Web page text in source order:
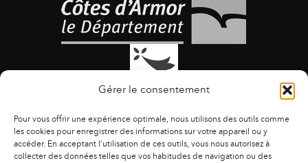
Gérer le consentement
Pour vous offrir une expérience optimale, nous utilisons des outils comme
les cookies pour enregistrer des informations sur votre appareil ou y
accéder. En acceptant l'utilisation de ces outils, vous nous autorisez à
collecter des données telles que vos habitudes de navigation ou des